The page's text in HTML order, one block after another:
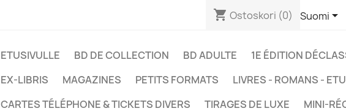
shopping_cart Ostoskori (0) Suomi
ETUSIVULLE BD DE COLLECTION BD ADULTE 1E ÉDITION
EX-LIBRIS
MAGAZINES PETITS FORMATS LIVRES - ROMANS -
CARTES TÉLÉPHONE & TICKETS DIVERS
TIRAGES DE LUXE
MINI-